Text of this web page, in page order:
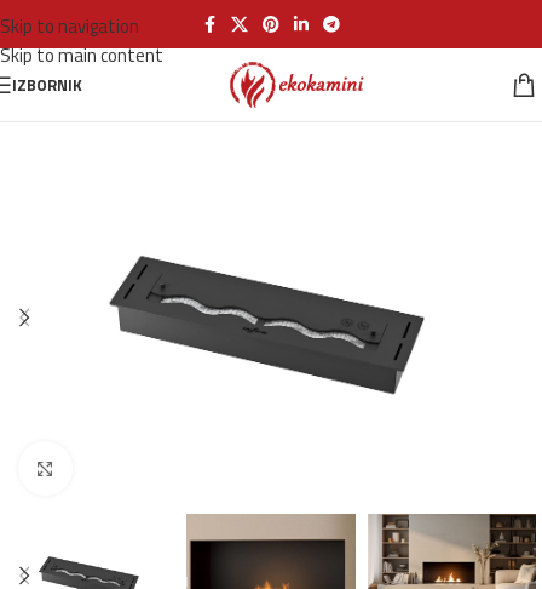
Skip to navigation
Skip to main content
IZBORNIK